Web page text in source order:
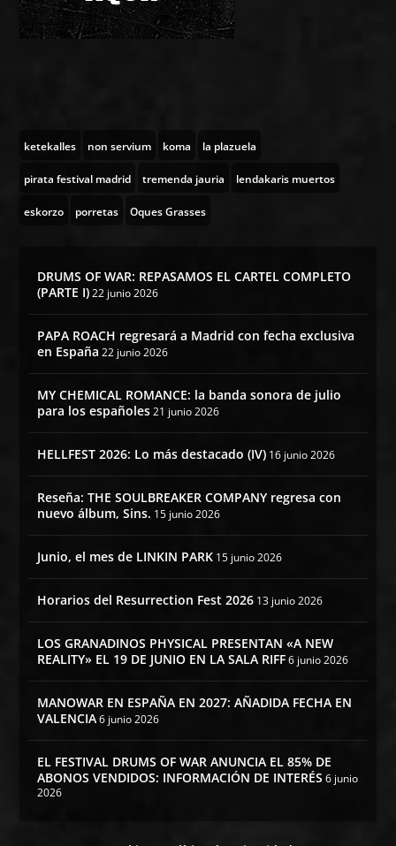
ketekalles non servium koma la plazuela
pirata festival madrid tremenda jauria lendakaris muertos
eskorzo porretas Oques Grasses
DRUMS OF WAR: REPASAMOS EL CARTEL COMPLETO
(PARTE I) 22 junio 2026
PAPA ROACH regresará a Madrid con fecha exclusiva
en España 22 junio 2026
MY CHEMICAL ROMANCE: la banda sonora de julio
para los españoles 21 junio 2026
HELLFEST 2026: Lo más destacado (IV) 16 junio 2026
Reseña: THE SOULBREAKER COMPANY regresa con
nuevo álbum, Sins. 15 junio 2026
Junio, el mes de LINKIN PARK 15 junio 2026
Horarios del Resurrection Fest 2026 13 junio 2026
LOS GRANADINOS PHYSICAL PRESENTAN «A NEW
REALITY» EL 19 DE JUNIO EN LA SALA RIFF 6 junio 2026
MANOWAR EN ESPAÑA EN 2027: AÑADIDA FECHA EN
VALENCIA 6 junio 2026
EL FESTIVAL DRUMS OF WAR ANUNCIA EL 85% DE
ABONOS VENDIDOS: INFORMACIÓN DE INTERÉS 6 junio
2026